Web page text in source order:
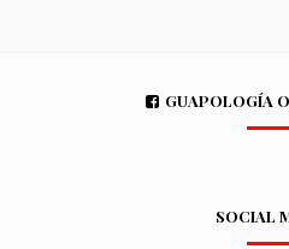
GUAPOLOGÍA
SOCIAL